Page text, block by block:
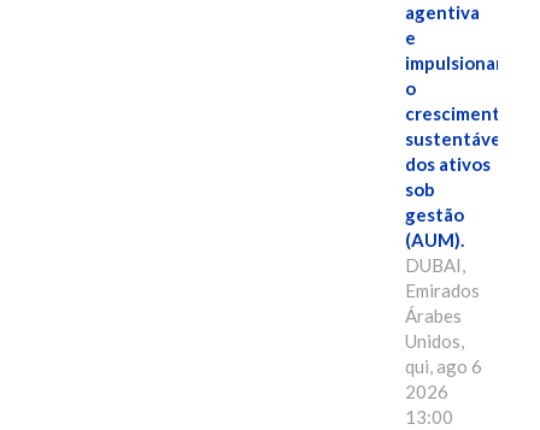
agentiva
e
impulsionar
o
crescimento
sustentável
dos ativos
sob
gestão
(AUM).
DUBAI,
Emirados
Árabes
Unidos,
qui, ago 6
2026
13:00